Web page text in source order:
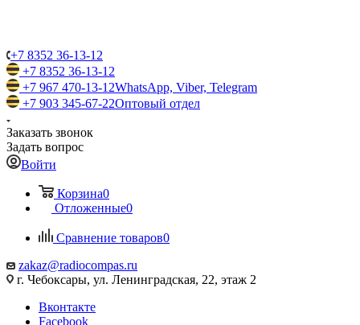
+7 8352 36-13-12
+7 8352 36-13-12
+7 967 470-13-12WhatsApp, Viber, Telegram
+7 903 345-67-22Оптовый отдел
Заказать звонок
Задать вопрос
Войти
Корзина0
Отложенные0
Сравнение товаров0
zakaz@radiocompas.ru
г. Чебоксары, ул. Ленинградская, 22, этаж 2
Вконтакте
Facebook